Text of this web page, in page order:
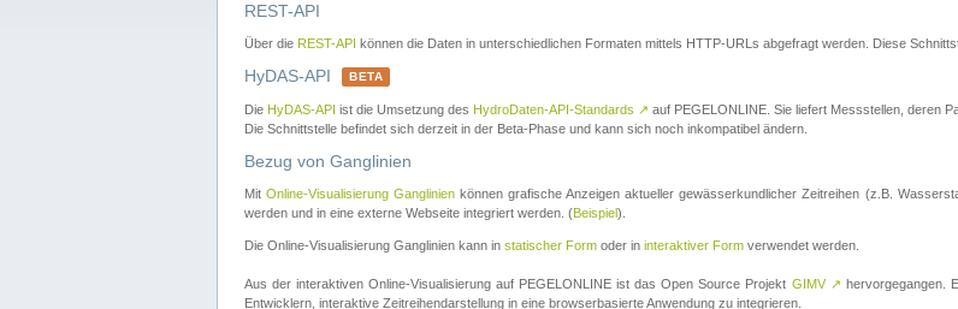
REST-API
Über die REST-API können die Daten in unterschiedlichen Formaten mittels HTTP-URLs abgefragt werden. Diese
HyDAS-API BETA
Die HyDAS-API ist die Umsetzung des HydroDaten-API-Standards ↗ auf PEGELONLINE. Sie liefert Messstellen, deren
Die Schnittstelle befindet sich derzeit in der Beta-Phase und kann sich noch inkompatibel ändern.
Bezug von Ganglinien
MitOnline-Visualisierung Ganglinien können grafische Anzeigen aktueller gewässerkundlicher Zeitreihen (z.B.
werden und in eine externe Webseite integriert werden. (Beispiel).
Die Online-Visualisierung Ganglinien kann in statischer Form oder in interaktiver Form verwendet werden.
Aus der interaktiven Online-Visualisierung auf PEGELONLINE ist das Open Source Projekt GIMV ↗ hervorgegangen.
Entwicklern, interaktive Zeitreihendarstellung in eine browserbasierte Anwendung zu integrieren.